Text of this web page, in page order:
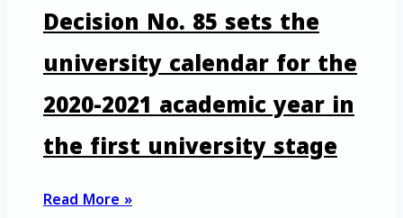
Decision No. 85 sets the
university calendar for the
2020-2021 academic year in
the first university stage
Read More »